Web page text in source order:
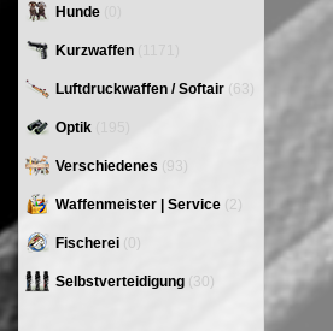
Hunde
Kurzwaffen
Luftdruckwaffen / Softair (63)
Optik
Verschiedenes (93)
Waffenmeister | Service (2)
Fischerei (0)
Selbstverteidigung (30)